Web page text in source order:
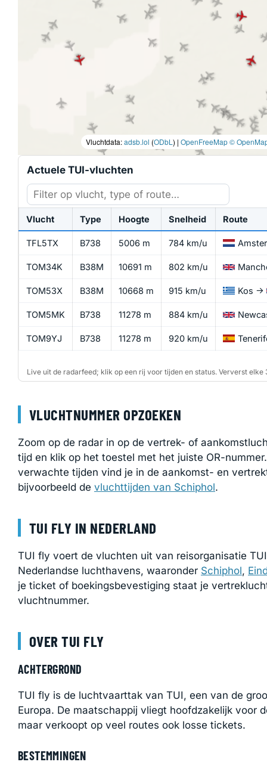
Vluchtdata:adsb.lol (ODbL ) | OpenFreeMap©
Actuele TUI-vluchten
Vlucht Type Hoogte Snelheid Route
TFL5TX B738 5006 m 784 km/u
TOM34K B38M 10691 m 802 km/u
TOM53X B38M 10668 m 915 km/u Kos →
TOM5MK B738 11278 m 884 km/u
TOM9YJ B738 11278 m 920 km/u
Live uit de radarfeed; klik op een rij voor tijden en status. Ververst elke
VLUCHTNUMMER OPZOEKEN
Zoom op de radar in op de vertrek- of
tijd en klik op het toestel met het juiste OR-
verwachte tijden vind je in de aankomst- en
bijvoorbeeld de vluchttijden van Schiphol.
TUI FLY IN NEDERLAND
TUI fly voert de vluchten uit van reisorganisatie
Nederlandse luchthavens, waaronder Schiphol,
je ticket of boekingsbevestiging staat je
vluchtnummer.
OVER TUI FLY
ACHTERGROND
TUI fly is de luchtvaarttak van TUI, een van de
Europa. De maatschappij vliegt hoofdzakelijk voor
maar verkoopt op veel routes ook losse tickets.
BESTEMMINGEN